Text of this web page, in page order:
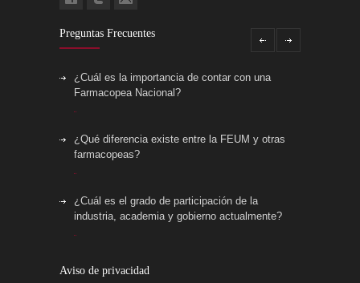
Preguntas Frecuentes
¿Cuál es la importancia de contar con una
Farmacopea Nacional?
¿Qué diferencia existe entre la FEUM y otras
farmacopeas?
¿Cuál es el grado de participación de la
industria, academia y gobierno actualmente?
Aviso de privacidad